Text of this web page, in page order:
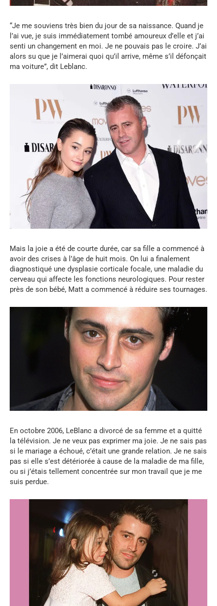
“Je me souviens très bien du jour de sa naissance. Quand je
l’ai vue, je suis immédiatement tombé amoureux d’elle et j’ai
senti un changement en moi. Je ne pouvais pas le croire. J’ai
alors su que je l’aimerai quoi qu’il arrive, même s’il défonçait
ma voiture”, dit Leblanc.
Mais la joie a été de courte durée, car sa fille a commencé à
avoir des crises à l’âge de huit mois. On lui a finalement
diagnostiqué une dysplasie corticale focale, une maladie du
cerveau qui affecte les fonctions neurologiques. Pour rester
près de son bébé, Matt a commencé à réduire ses tournages.
En octobre 2006, LeBlanc a divorcé de sa femme et a quitté
la télévision. Je ne veux pas exprimer ma joie. Je ne sais pas
si le mariage a échoué, c’était une grande relation. Je ne sais
pas si elle s’est détériorée à cause de la maladie de ma fille,
ou si j’étais tellement concentrée sur mon travail que je me
suis perdue.